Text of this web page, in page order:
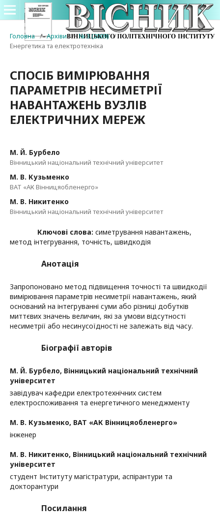
Головна / Архіви / № 3 (2009) /
Енергетика та електротехніка
СПОСІБ ВИМІРЮВАННЯ
ПАРАМЕТРІВ НЕСИМЕТРІЇ
НАВАНТАЖЕНЬ ВУЗЛІВ
ЕЛЕКТРИЧНИХ МЕРЕЖ
М. Й. Бурбело
Вінницький національний технічний університет
М. В. Кузьменко
ВАТ «АК Вінницяобленерго»
М. В. Никитенко
Вінницький національний технічний університет
Ключові слова: симетрування навантажень,
метод інтегрування, точність, швидкодія
Анотація
Запропоновано метод підвищення точності та швидкодії
вимірювання параметрів несиметрії навантажень, який
оснований на інтегруванні суми або різниці добутків
миттєвих значень величин, які за умови відсутності
несиметрії або несинусоїдності не залежать від часу.
Біографії авторів
М. Й. Бурбело, Вінницький національний технічний
університет
завідувач кафедри електротехнічних систем
електроспоживання та енергетичного менеджменту
М. В. Кузьменко, ВАТ «АК Вінницяобленерго»
інженер
М. В. Никитенко, Вінницький національний технічний
університет
студент Інституту магістратури, аспірантури та
докторантури
Посилання